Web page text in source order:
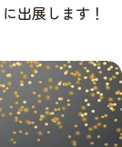
出展します！